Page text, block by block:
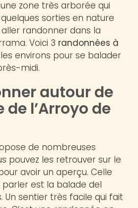
zone très arborée qui
sorties en nature
randonner dans la
Voici 3 randonnées à
environs pour se balader
midi.
autour de
de l’Arroyo de
de nombreuses
pouvez les retrouver sur le
avoir un aperçu. Celle
parler est la balade del
Un sentier très facile qui fait